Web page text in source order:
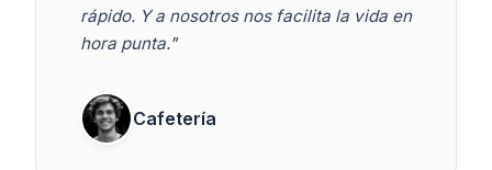
rápido. Y a nosotros nos facilita la vida en
hora punta."
Cafetería